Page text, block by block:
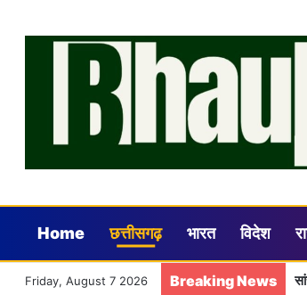
Home छत्तीसगढ़ भारत विदेश
Friday, August 7 2026 Breaking News